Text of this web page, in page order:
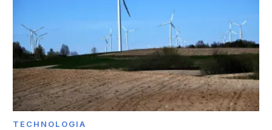
TECHNOLOGIA